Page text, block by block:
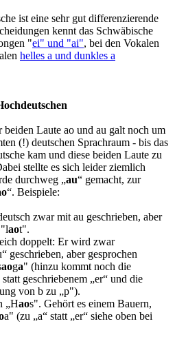
ist eine sehr gut differenzierende
kennt das Schwäbische
"ei" und "ai", bei den Vokalen
helles a und dunkles a
Laute ao und au galt noch um
(!) deutschen Sprachraum - bis das
kam und diese beiden Laute zu
stellte es sich leider ziemlich
durchweg „au“ gemacht, zur
“. Beispiele:
zwar mit au geschrieben, aber
"laot".
doppelt: Er wird zwar
geschrieben, aber gesprochen
aoga" (hinzu kommt noch die
geschriebenem „er“ und die
von b zu „p").
„Haos". Gehört es einem Bauern,
a" (zu „a“ statt „er“ siehe oben bei